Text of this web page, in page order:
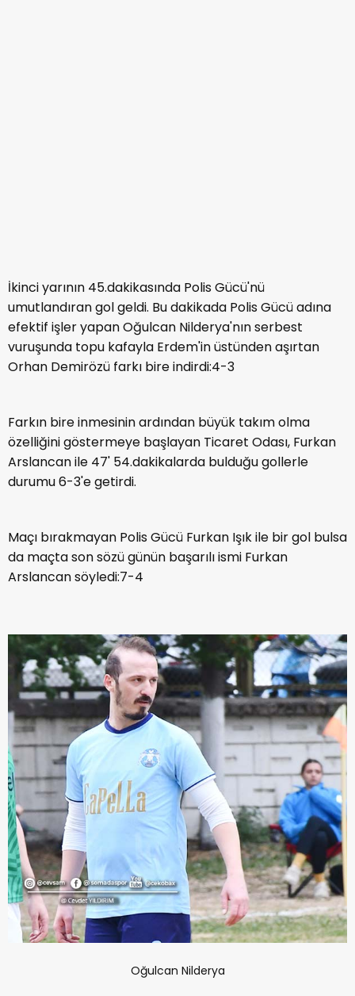
İkinci yarının 45.dakikasında Polis Gücü'nü
umutlandıran gol geldi. Bu dakikada Polis Gücü adına
efektif işler yapan Oğulcan Nilderya'nın serbest
vuruşunda topu kafayla Erdem'in üstünden aşırtan
Orhan Demirözü farkı bire indirdi:4-3
Farkın bire inmesinin ardından büyük takım olma
özelliğini göstermeye başlayan Ticaret Odası, Furkan
Arslancan ile 47' 54.dakikalarda bulduğu gollerle
durumu 6-3'e getirdi.
Maçı bırakmayan Polis Gücü Furkan Işık ile bir gol bulsa
da maçta son sözü günün başarılı ismi Furkan
Arslancan söyledi:7-4
Oğulcan Nilderya